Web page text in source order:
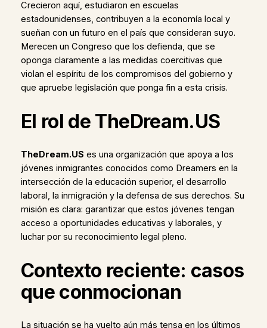
Crecieron aquí, estudiaron en escuelas
estadounidenses, contribuyen a la economía local y
sueñan con un futuro en el país que consideran suyo.
Merecen un Congreso que los defienda, que se
oponga claramente a las medidas coercitivas que
violan el espíritu de los compromisos del gobierno y
que apruebe legislación que ponga fin a esta crisis.
El rol de TheDream.US
TheDream.US es una organización que apoya a los
jóvenes inmigrantes conocidos como Dreamers en la
intersección de la educación superior, el desarrollo
laboral, la inmigración y la defensa de sus derechos. Su
misión es clara: garantizar que estos jóvenes tengan
acceso a oportunidades educativas y laborales, y
luchar por su reconocimiento legal pleno.
Contexto reciente: casos
que conmocionan
La situación se ha vuelto aún más tensa en los últimos